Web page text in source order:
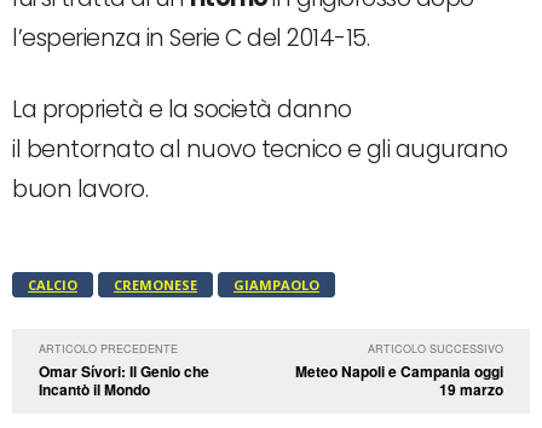
l’esperienza in Serie C del 2014-15.
La proprietà e la società danno
il bentornato al nuovo tecnico e gli augurano
buon lavoro.
CALCIO CREMONESE GIAMPAOLO
ARTICOLO PRECEDENTE
Omar Sívori: Il Genio che
Incantò il Mondo
ARTICOLO SUCCESSIVO
Meteo Napoli e Campania oggi
19 marzo